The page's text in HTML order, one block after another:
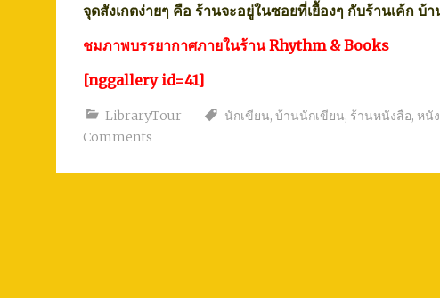
จุดสังเกตง่ายๆ คือ ร้านจะอยู่ในซอยที่เยื้องๆ กับร้านเค้ก บ้
ชมภาพบรรยากาศภายในร้าน Rhythm & Books
[nggallery id=41]
LibraryTour นักเขียน, บ้านนักเขียน, ร้านหนังสือ, หนั
Comments